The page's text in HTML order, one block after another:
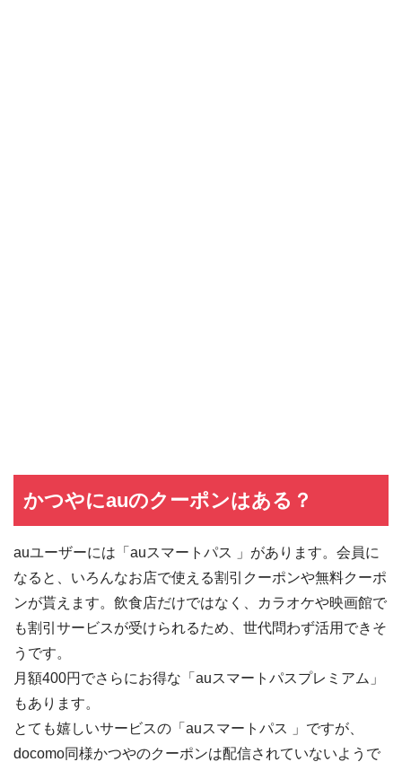
かつやにauのクーポンはある？
auユーザーには「auスマートパス 」があります。会員に
なると、いろんなお店で使える割引クーポンや無料クーポ
ンが貰えます。飲食店だけではなく、カラオケや映画館で
も割引サービスが受けられるため、世代問わず活用できそ
うです。
月額400円でさらにお得な「auスマートパスプレミアム」
もあります。
とても嬉しいサービスの「auスマートパス 」ですが、
docomo同様かつやのクーポンは配信されていないようで